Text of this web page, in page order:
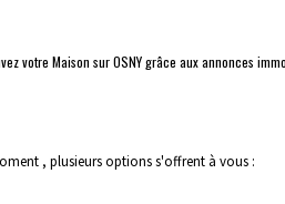
Maison sur OSNY grâce aux annonces
, plusieurs options s'offrent à vous :